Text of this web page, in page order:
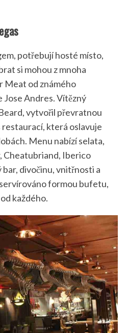
potřebují hosté místo,
si mohou z mnoha
Meat od známého
Jose Andres. Vítězný
vytvořil převratnou
která oslavuje
Menu nabízí selata,
Cheatubriand, Iberico
divočinu, vnitřnosti a
formou bufetu,
každého.